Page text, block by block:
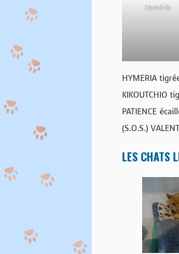
Hyméria
HYMERIA
KIKOUTCHIO
PATIENCE
(S.O.S.)
LES